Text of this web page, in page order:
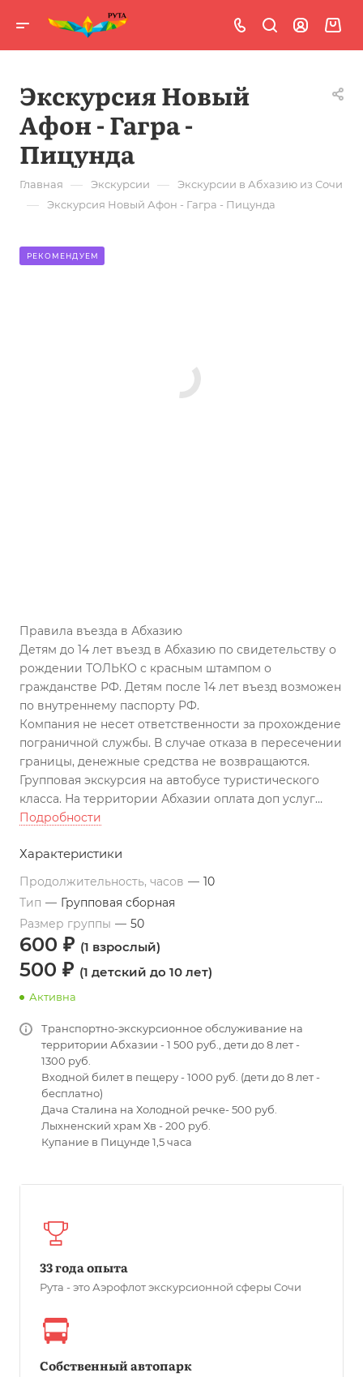
Экскурсия Новый
Афон - Гагра -
Пицунда
Главная — Экскурсии — Экскурсии в Абхазию из Сочи
— Экскурсия Новый Афон - Гагра - Пицунда
РЕКОМЕНДУЕМ
Правила въезда в Абхазию
Детям до 14 лет въезд в Абхазию по свидетельству о
рождении ТОЛЬКО с красным штампом о
гражданстве РФ. Детям после 14 лет въезд возможен
по внутреннему паспорту РФ.
Компания не несет ответственности за прохождение
пограничной службы. В случае отказа в пересечении
границы, денежные средства не возвращаются.
Групповая экскурсия на автобусе туристического
класса. На территории Абхазии оплата доп услуг
проводится наличными.
Подробности
Характеристики
Продолжительность, часов — 10
Тип — Групповая сборная
Размер группы — 50
600 ₽ (1 взрослый)
500 ₽ (1 детский до 10 лет)
Активна
Транспортно-экскурсионное обслуживание на
территории Абхазии - 1 500 руб., дети до 8 лет -
1300 руб.
Входной билет в пещеру - 1000 руб. (дети до 8 лет -
бесплатно)
Дача Сталина на Холодной речке- 500 руб.
Лыхненский храм Хв - 200 руб.
Купание в Пицунде 1,5 часа
33 года опыта
Рута - это Аэрофлот экскурсионной сферы Сочи
Собственный автопарк